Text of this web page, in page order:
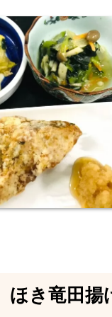
ほき竜田揚